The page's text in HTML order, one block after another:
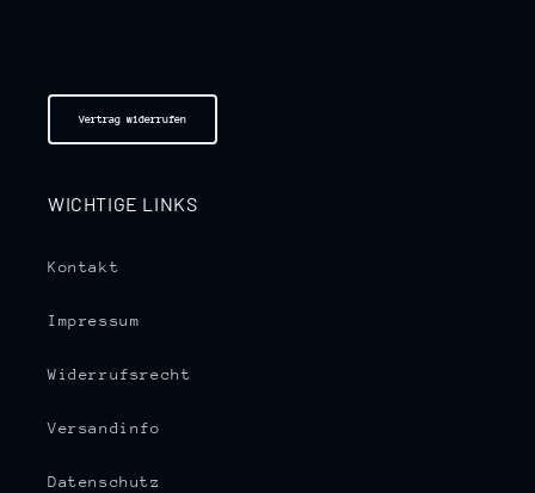
Vertrag widerrufen
WICHTIGE LINKS
Kontakt
Impressum
Widerrufsrecht
Versandinfo
Datenschutz